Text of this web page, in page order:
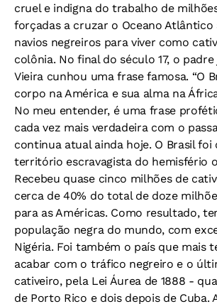
cruel e indigna do trabalho de
forçadas a cruzar o Oceano Atlântico
navios negreiros para viver como
colônia. No final do século 17, o
Vieira cunhou uma frase famosa. “O
corpo na América e sua alma na
No meu entender, é uma frase
cada vez mais verdadeira com o
continua atual ainda hoje. O Brasil foi
território escravagista do hemisfério
Recebeu quase cinco milhões de
cerca de 40% do total de doze
para as Américas. Como resultado,
população negra do mundo, com
Nigéria. Foi também o país que mais
acabar com o tráfico negreiro e o
cativeiro, pela Lei Áurea de 1888 -
de Porto Rico e dois depois de Cuba.